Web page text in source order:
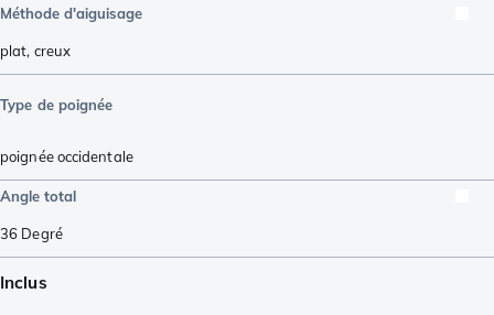
Méthode d'aiguisage
plat, creux
Type de poignée
poignée occidentale
Angle total
36 Degré
Inclus